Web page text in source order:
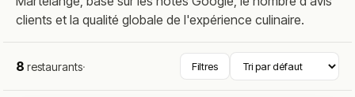
clients et la qualité globale de l'expérience culinaire.
8 restaurants· Filtres